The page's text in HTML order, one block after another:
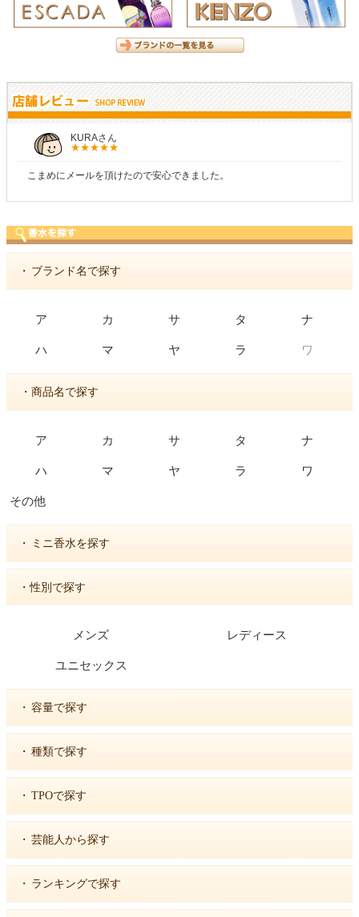
KURAさん
こまめにメールを頂けたので安心できました。
・ ブランド名で探す
ア カ サ タ ナ
ハ マ ヤ ラ ワ
・商品名で探す
ア カ サ タ ナ
ハ マ ヤ ラ ワ
その他
・ ミニ香水を探す
・性別で探す
メンズ レディース
ユニセックス
・ 容量で探す
・ 種類で探す
・ TPOで探す
・ 芸能人から探す
・ ランキングで探す